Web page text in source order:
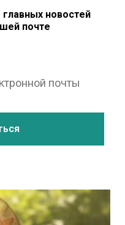
новостей
почте